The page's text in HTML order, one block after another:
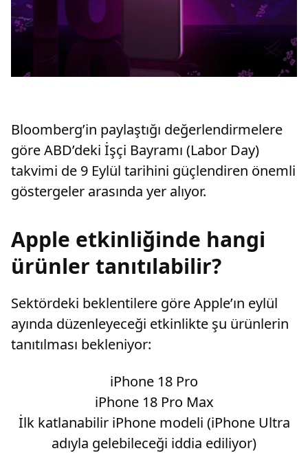
Bloomberg’in paylaştığı değerlendirmelere
göre ABD’deki İşçi Bayramı (Labor Day)
takvimi de 9 Eylül tarihini güçlendiren önemli
göstergeler arasında yer alıyor.
Apple etkinliğinde hangi
ürünler tanıtılabilir?
Sektördeki beklentilere göre Apple’ın eylül
ayında düzenleyeceği etkinlikte şu ürünlerin
tanıtılması bekleniyor:
iPhone 18 Pro
iPhone 18 Pro Max
İlk katlanabilir iPhone modeli (iPhone Ultra
adıyla gelebileceği iddia ediliyor)